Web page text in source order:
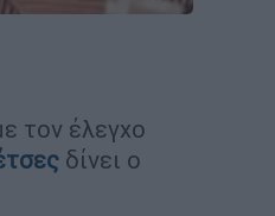
τον έλεγχο
δίνει ο